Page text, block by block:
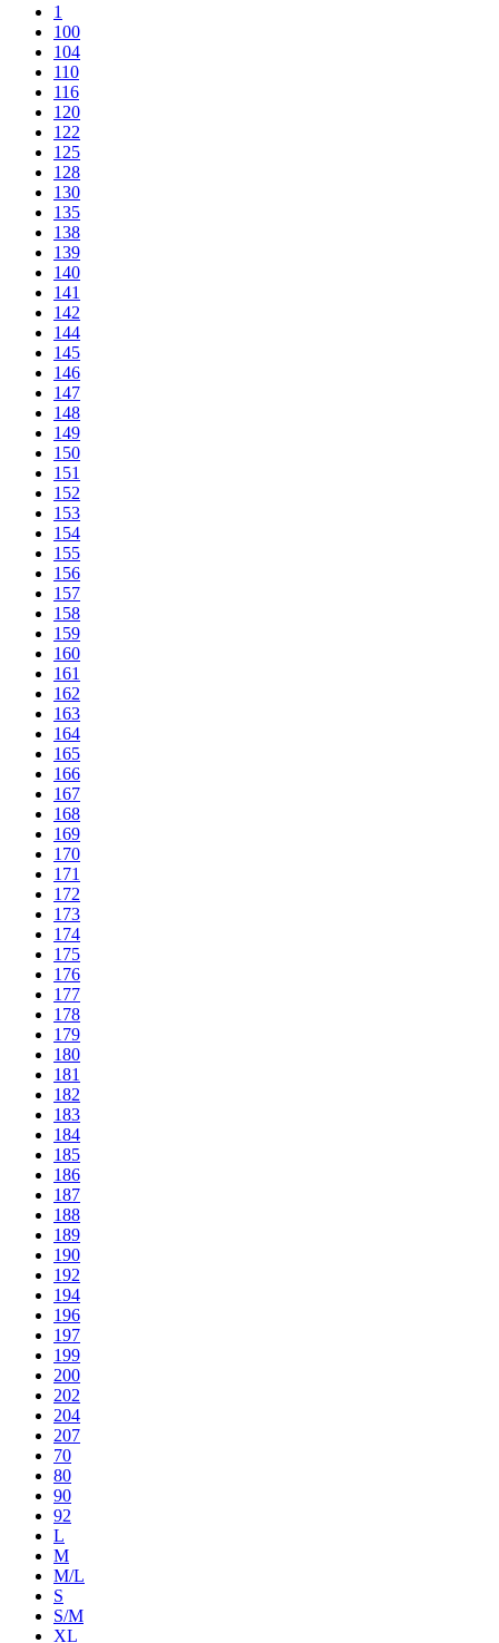
1
100
104
110
116
120
122
125
128
130
135
138
139
140
141
142
144
145
146
147
148
149
150
151
152
153
154
155
156
157
158
159
160
161
162
163
164
165
166
167
168
169
170
171
172
173
174
175
176
177
178
179
180
181
182
183
184
185
186
187
188
189
190
192
194
196
197
199
200
202
204
207
70
80
90
92
L
M
M/L
S
S/M
XL